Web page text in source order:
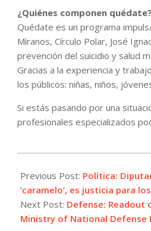
¿Quiénes componen quédate?
Quédate es un programa
Míranos, Círculo Polar, José
prevención del suicidio y salud
Gracias a la experiencia y
los públicos: niñas, niños,
Si estás pasando por una
profesionales especializados
05-
19
Previous Post: Política:
‘caramelo’, es justicia para
Next Post: Defense: Readout
Ministry of National Defense